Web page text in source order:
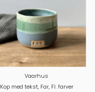
Vaarhus
Kop med tekst, Far, Fl. farver